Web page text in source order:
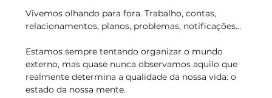
Vivemos olhando para fora. Trabalho, contas,
relacionamentos, planos, problemas, notificações…
Estamos sempre tentando organizar o mundo
externo, mas quase nunca observamos aquilo que
realmente determina a qualidade da nossa vida: o
estado da nossa mente.